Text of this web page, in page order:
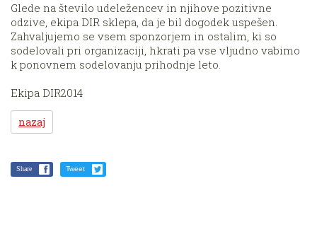
Glede na število udeležencev in njihove pozitivne
odzive, ekipa DIR sklepa, da je bil dogodek uspešen.
Zahvaljujemo se vsem sponzorjem in ostalim, ki so
sodelovali pri organizaciji, hkrati pa vse vljudno vabimo
k ponovnem sodelovanju prihodnje leto.
Ekipa DIR2014
nazaj
Share Tweet